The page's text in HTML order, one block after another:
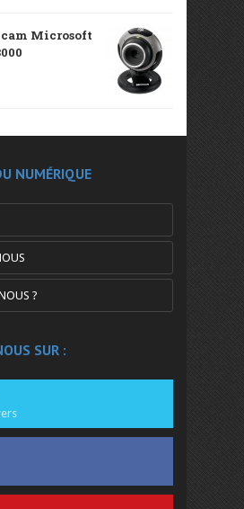
Microsoft
NUMÉRIQUE
?
SUR :